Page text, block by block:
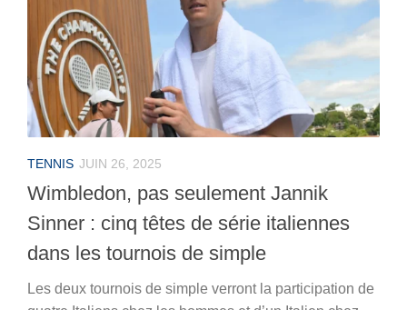
TENNIS JUIN 26, 2025
Wimbledon, pas seulement Jannik
Sinner : cinq têtes de série italiennes
dans les tournois de simple
Les deux tournois de simple verront la participation de